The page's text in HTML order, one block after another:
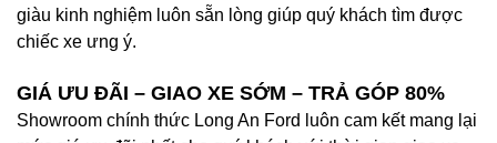
giàu kinh nghiệm luôn sẵn lòng giúp quý khách tìm được
chiếc xe ưng ý.
GIÁ ƯU ĐÃI – GIAO XE SỚM – TRẢ GÓP 80%
Showroom chính thức Long An Ford luôn cam kết mang lại